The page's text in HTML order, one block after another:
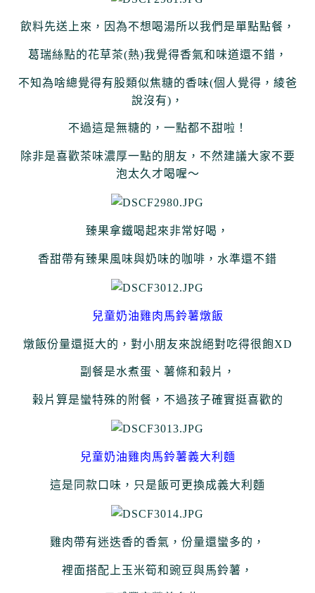
飲料先送上來，因為不想喝湯所以我們是單點點餐，
葛瑞絲點的花草茶(熱)我覺得香氣和味道還不錯，
不知為啥總覺得有股類似焦糖的香味(個人覺得，綾爸
說沒有)，
不過這是無糖的，一點都不甜啦！
除非是喜歡茶味濃厚一點的朋友，不然建議大家不要
泡太久才喝喔～
臻果拿鐵喝起來非常好喝，
香甜帶有臻果風味與奶味的咖啡，水準還不錯
兒童奶油雞肉馬鈴薯燉飯
燉飯份量還挺大的，對小朋友來說絕對吃得很飽XD
副餐是水煮蛋、薯條和榖片，
榖片算是蠻特殊的附餐，不過孩子確實挺喜歡的
兒童奶油雞肉馬鈴薯義大利麵
這是同款口味，只是飯可更換成義大利麵
雞肉帶有迷迭香的香氣， 份量還蠻多的，
裡面搭配上玉米筍和豌豆與馬鈴薯，